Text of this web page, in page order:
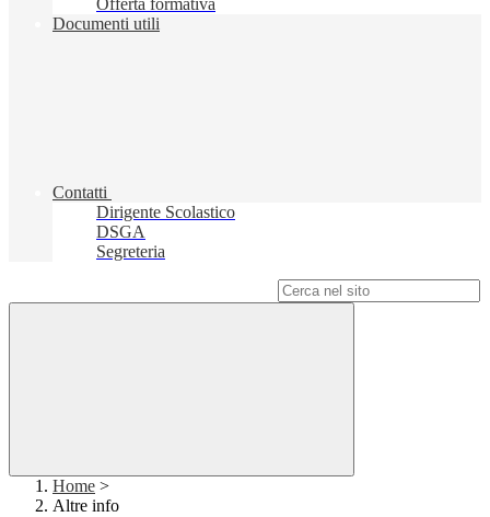
Offerta formativa
Documenti utili
Contatti
Dirigente Scolastico
DSGA
Segreteria
Home >
Altre info